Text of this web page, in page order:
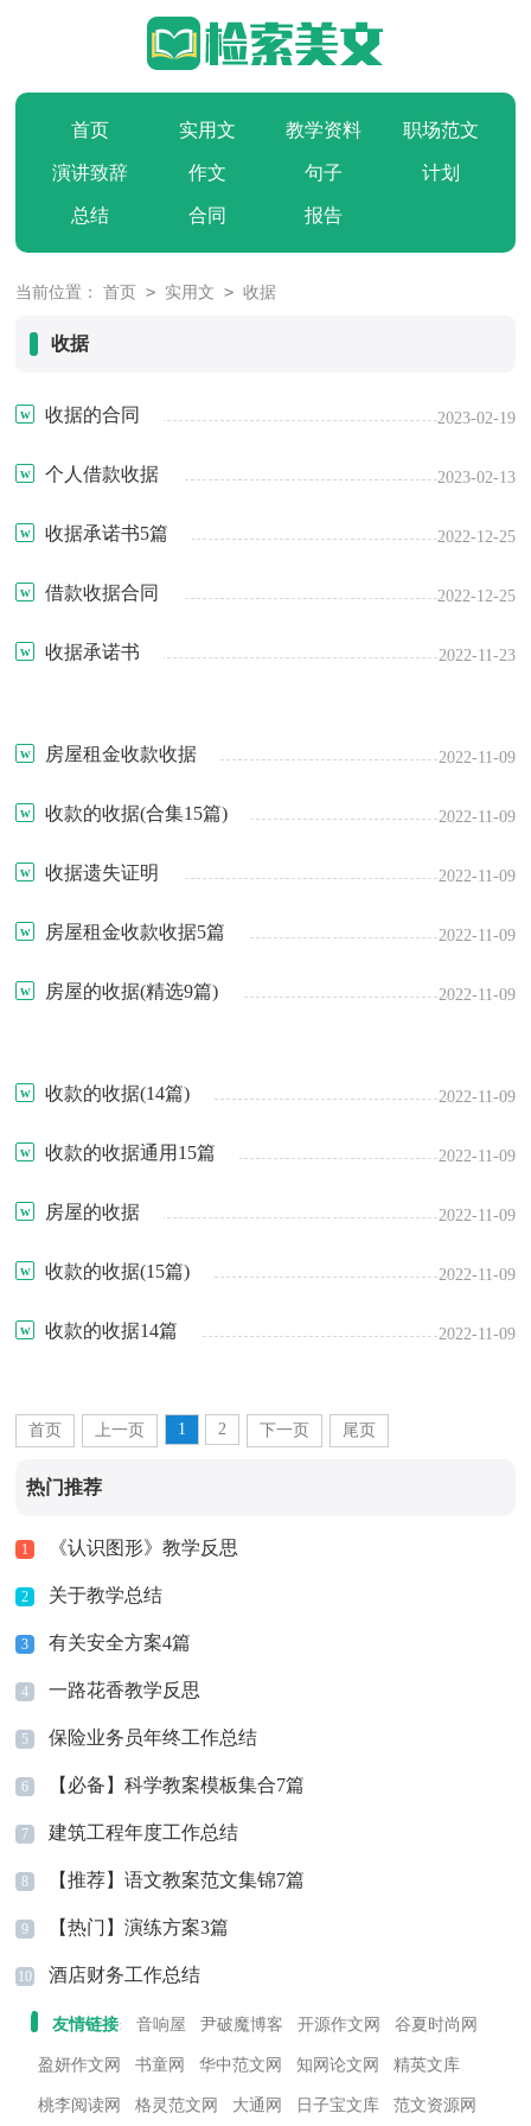
首页 实用文 教学资料 职场范文
演讲致辞 作文 句子 计划
总结 合同 报告
当前位置： 首页 > 实用文 > 收据
收据
收据的合同 2023-02-19
个人借款收据 2023-02-13
收据承诺书5篇 2022-12-25
借款收据合同 2022-12-25
收据承诺书 2022-11-23
房屋租金收款收据 2022-11-09
收款的收据(合集15篇) 2022-11-09
收据遗失证明 2022-11-09
房屋租金收款收据5篇 2022-11-09
房屋的收据(精选9篇) 2022-11-09
收款的收据(14篇) 2022-11-09
收款的收据通用15篇 2022-11-09
房屋的收据 2022-11-09
收款的收据(15篇) 2022-11-09
收款的收据14篇 2022-11-09
首页 上一页 1 2 下一页 尾页
热门推荐
1 《认识图形》教学反思
2 关于教学总结
3 有关安全方案4篇
4 一路花香教学反思
5 保险业务员年终工作总结
6 【必备】科学教案模板集合7篇
7 建筑工程年度工作总结
8 【推荐】语文教案范文集锦7篇
9 【热门】演练方案3篇
10 酒店财务工作总结
友情链接: 音响屋 尹破魔博客 开源作文网 谷夏时尚网
盈妍作文网 书童网 华中范文网 知网论文网 精英文库
桃李阅读网 格灵范文网 大通网 日子宝文库 范文资源网